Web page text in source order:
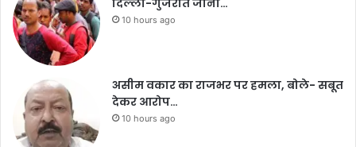
10 hours ago
असीम वकार का राजभर पर हमला, बोले- सबूत
देकर आरोप…
10 hours ago